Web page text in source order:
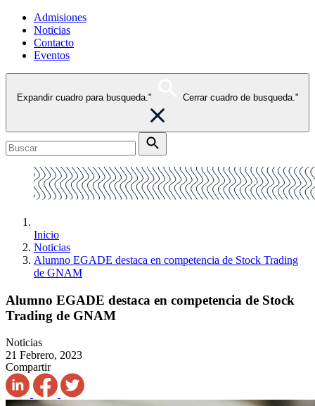
Admisiones
Noticias
Contacto
Eventos
Expandir cuadro para busqueda." Cerrar cuadro de busqueda."
Inicio
Noticias
Alumno EGADE destaca en competencia de Stock Trading
de GNAM
Alumno EGADE destaca en competencia de Stock
Trading de GNAM
Noticias
21 Febrero, 2023
Compartir